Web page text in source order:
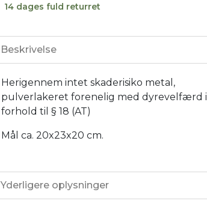
14 dages fuld returret
Beskrivelse
Herigennem intet skaderisiko metal,
pulverlakeret forenelig med dyrevelfærd i
forhold til § 18 (AT)
Mål ca. 20x23x20 cm.
Yderligere oplysninger